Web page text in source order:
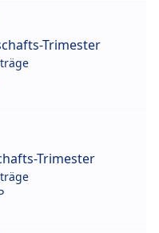
Trimester
Trimester